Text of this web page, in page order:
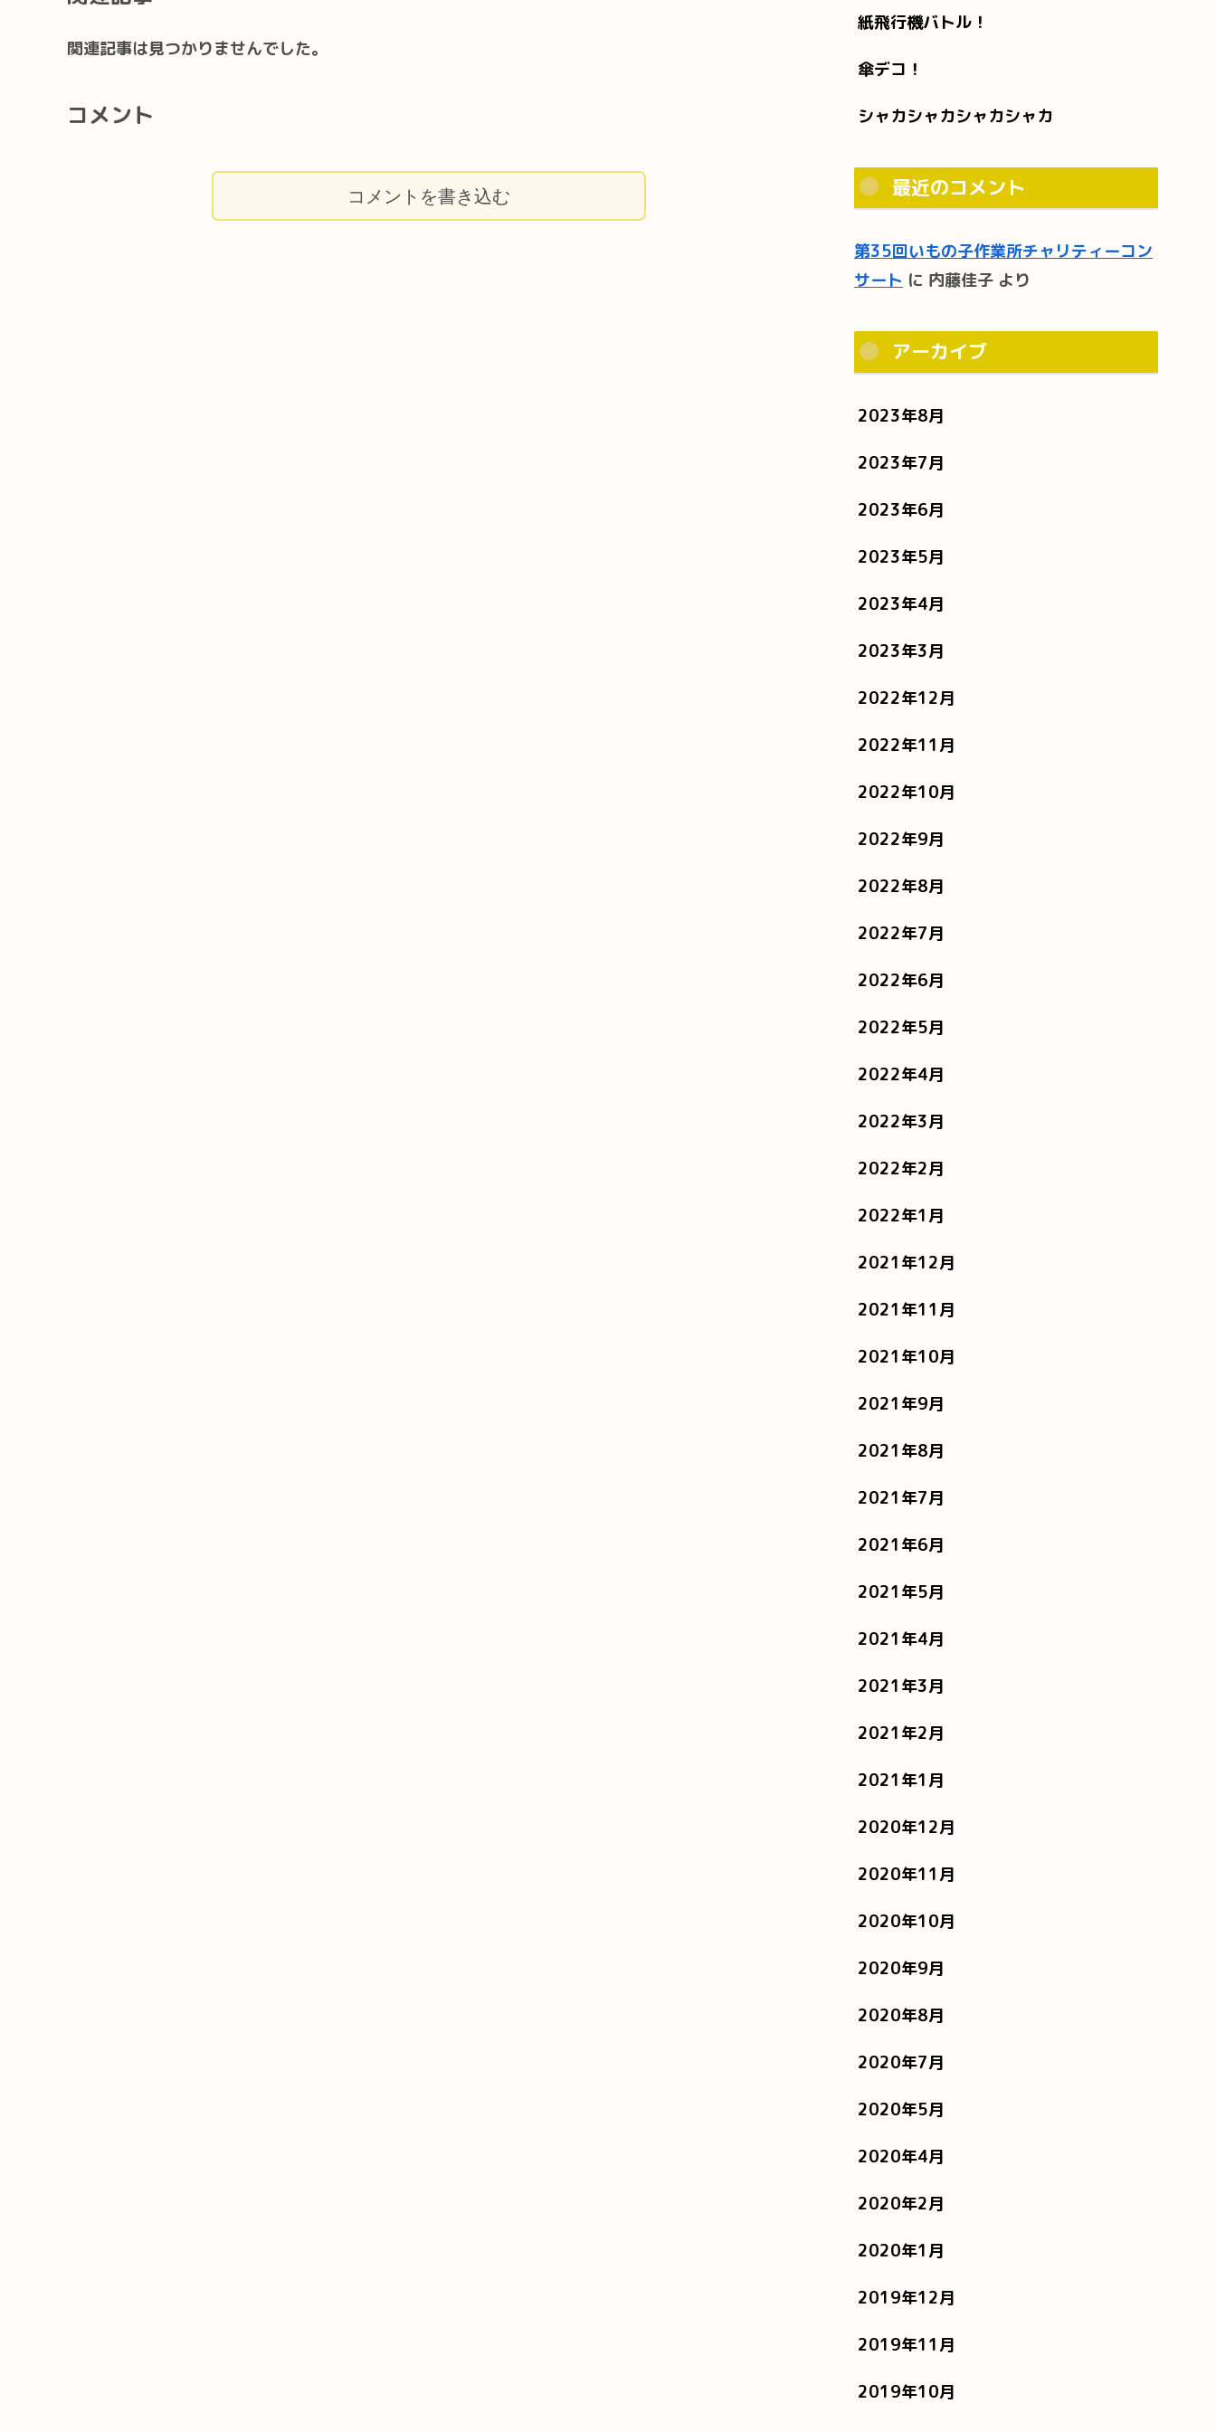
関連記事は見つかりませんでした。
コメント
コメントを書き込む
紙飛行機バトル！
傘デコ！
シャカシャカシャカシャカ
最近のコメント
第35回いもの子作業所チャリティーコン
サート に 内藤佳子 より
アーカイブ
2023年8月
2023年7月
2023年6月
2023年5月
2023年4月
2023年3月
2022年12月
2022年11月
2022年10月
2022年9月
2022年8月
2022年7月
2022年6月
2022年5月
2022年4月
2022年3月
2022年2月
2022年1月
2021年12月
2021年11月
2021年10月
2021年9月
2021年8月
2021年7月
2021年6月
2021年5月
2021年4月
2021年3月
2021年2月
2021年1月
2020年12月
2020年11月
2020年10月
2020年9月
2020年8月
2020年7月
2020年5月
2020年4月
2020年2月
2020年1月
2019年12月
2019年11月
2019年10月